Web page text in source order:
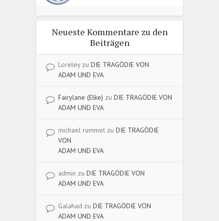
Neueste Kommentare zu den
Beiträgen
Loreleyzu DIE TRAGÖDIE VON
ADAM UND EVA
Fairylane (Elke) zu DIE TRAGÖDIE VON
ADAM UND EVA
michael rummel zu DIE TRAGÖDIE
VON
ADAM UND EVA
admin zu DIE TRAGÖDIE VON
ADAM UND EVA
Galahad zu DIE TRAGÖDIE VON
ADAM UND EVA